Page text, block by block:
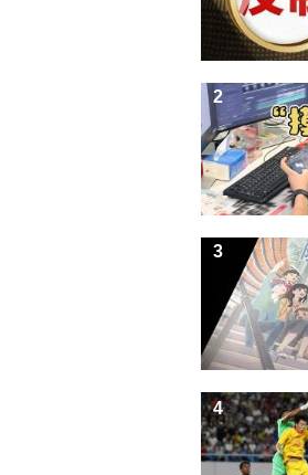
2
3
4